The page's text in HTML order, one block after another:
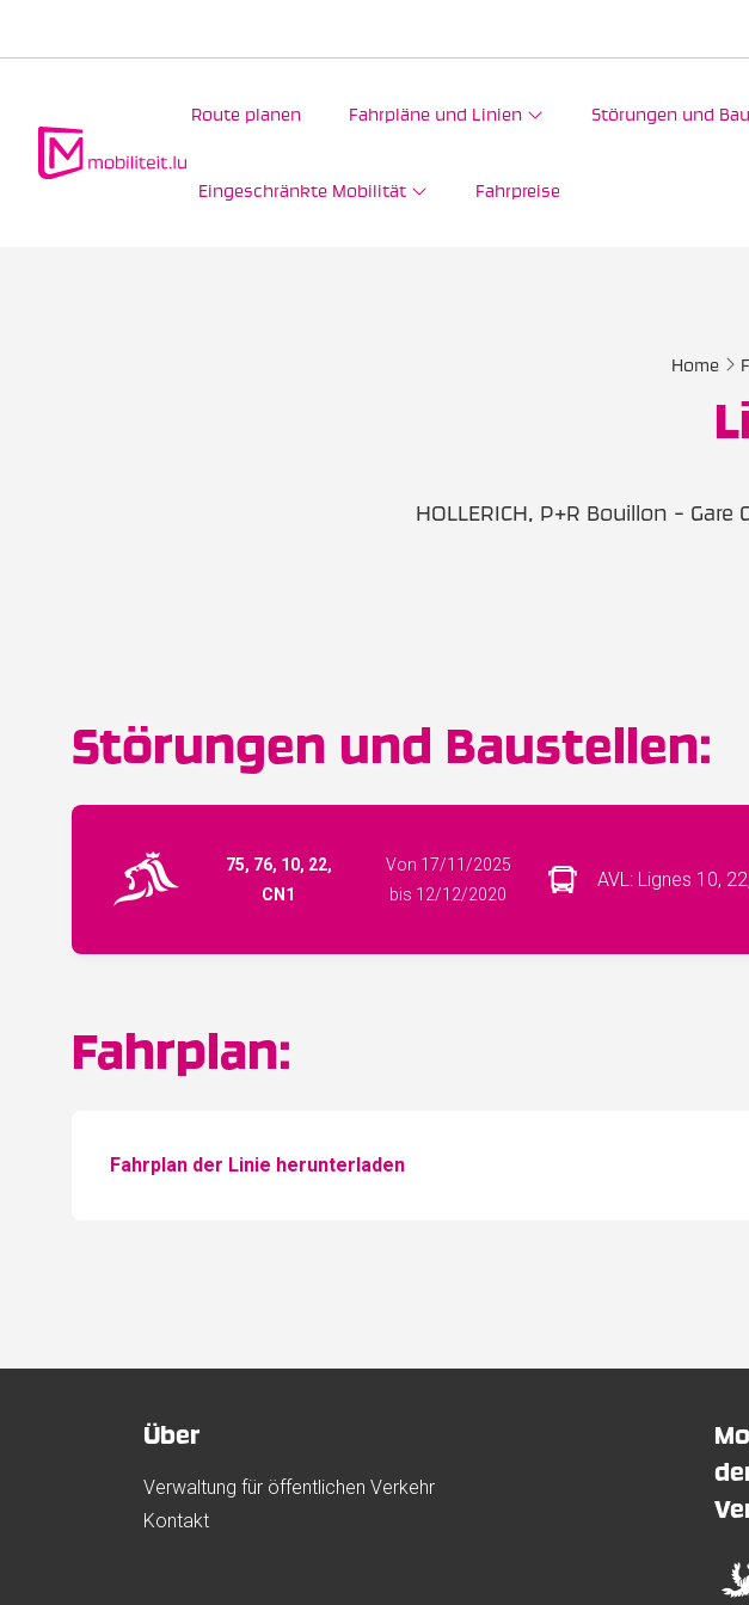
Route planen Fahrpläne und Linien Störungen und
Eingeschränkte Mobilität Fahrpreise
Home
HOLLERICH, P+R Bouillon -
Störungen und Baustellen:
75, 76, 10, 22,
CN1
Von 17/11/2025
bis 12/12/2020
AVL: Lignes 10,
Fahrplan:
Fahrplan der Linie herunterladen
Über
Verwaltung für öffentlichen Verkehr
Kontakt